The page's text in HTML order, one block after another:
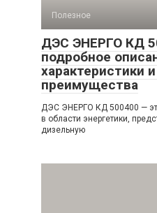
Полезное
ДЭС ЭНЕРГО КД
подробное
характеристики
преимущества
ДЭС ЭНЕРГО КД 500400 —
в области энергетики,
дизельную